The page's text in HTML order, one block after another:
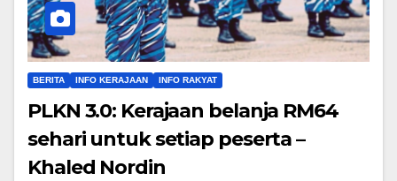
BERITA INFO KERAJAAN INFO RAKYAT
PLKN 3.0: Kerajaan belanja RM64
sehari untuk setiap peserta –
Khaled Nordin